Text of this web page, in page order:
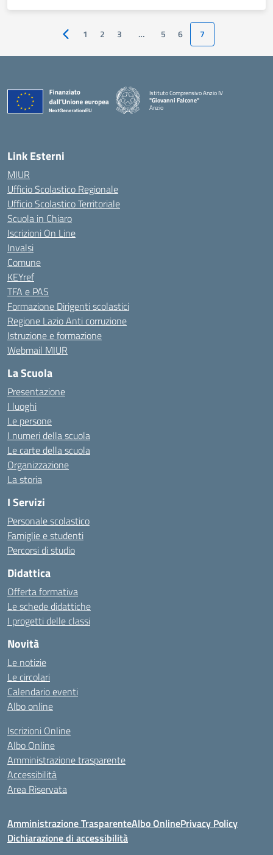
Pagina precedente
1 2 3 … 5 6 7
Istituto Comprensivo Anzio IV
"Giovanni Falcone"
Anzio
Link Esterni
MIUR
Ufficio Scolastico Regionale
Ufficio Scolastico Territoriale
Scuola in Chiaro
Iscrizioni On Line
Invalsi
Comune
KEYref
TFA e PAS
Formazione Dirigenti scolastici
Regione Lazio Anti corruzione
Istruzione e formazione
Webmail MIUR
La Scuola
Presentazione
I luoghi
Le persone
I numeri della scuola
Le carte della scuola
Organizzazione
La storia
I Servizi
Personale scolastico
Famiglie e studenti
Percorsi di studio
Didattica
Offerta formativa
Le schede didattiche
I progetti delle classi
Novità
Le notizie
Le circolari
Calendario eventi
Albo online
Iscrizioni Online
Albo Online
Amministrazione trasparente
Accessibilità
Area Riservata
Amministrazione TrasparenteAlbo OnlinePrivacy Policy
Dichiarazione di accessibilità